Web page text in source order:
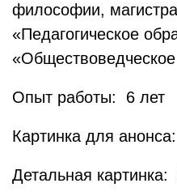
философии,
«Педагогическое
Опыт работы: 6 лет
Картинка для анонса:
Детальная картинка: